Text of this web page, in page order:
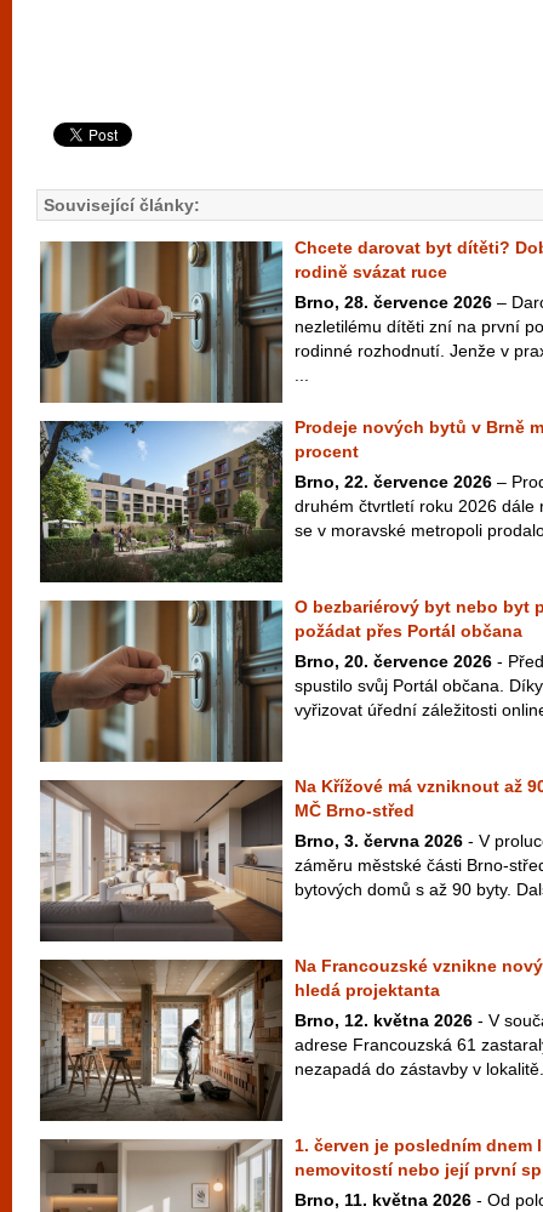
Související články:
Chcete darovat byt dítěti?
rodině svázat ruce
Brno, 28. července 2026 –
nezletilému dítěti zní na první
rodinné rozhodnutí. Jenže v
Prodeje nových bytů v Brně
procent
Brno, 22. července 2026 –
druhém čtvrtletí roku 2026 dále
se v moravské metropoli
O bezbariérový byt nebo byt
požádat přes Portál občana
Brno, 20. července 2026 -
spustilo svůj Portál občana.
vyřizovat úřední záležitosti
Na Křížové má vzniknout až
MČ Brno-střed
Brno, 3. června 2026 - V
záměru městské části Brno-
bytových domů s až 90 byty.
Na Francouzské vznikne
hledá projektanta
Brno, 12. května 2026 - V
adrese Francouzská 61
nezapadá do zástavby v
1. červen je posledním dnem
nemovitostí nebo její první
Brno, 11. května 2026 - Od